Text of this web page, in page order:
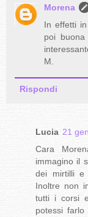
Morena
In effetti
poi
M.
Rispondi
Lucia 21
Cara
immagino il
dei mirtilli e
Inoltre non
tutti i corsi
potessi